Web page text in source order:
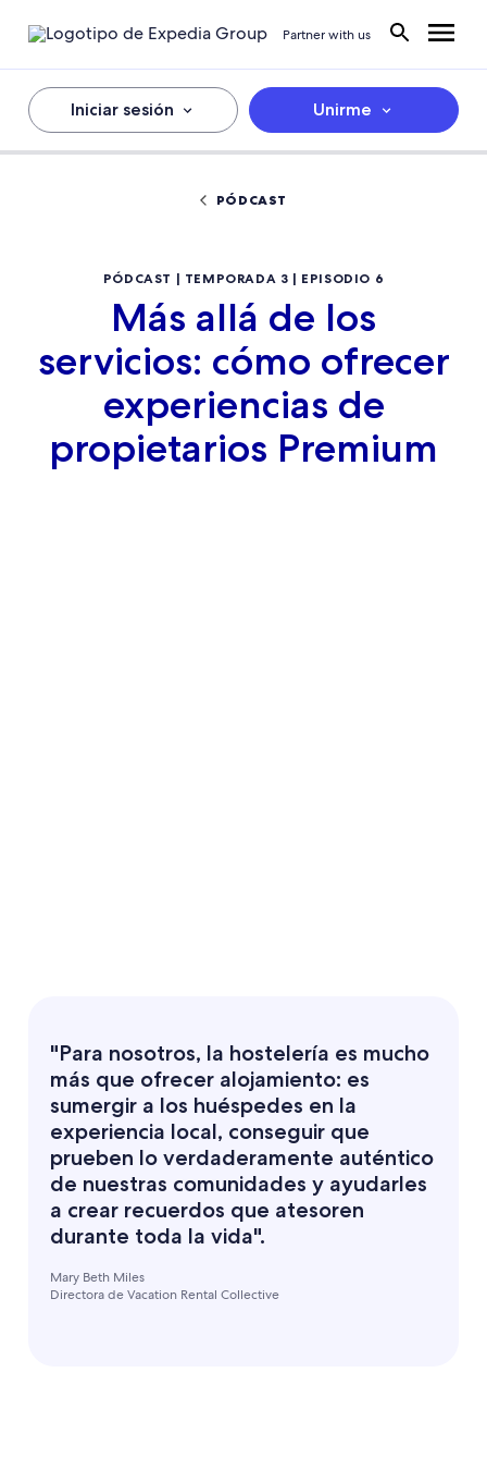
Partner with us
Iniciar sesión Unirme
PÓDCAST
PÓDCAST | TEMPORADA 3 | EPISODIO 6
Más allá de los
servicios: cómo ofrecer
experiencias de
propietarios Premium
"Para nosotros, la hostelería es mucho
más que ofrecer alojamiento: es
sumergir a los huéspedes en la
experiencia local, conseguir que
prueben lo verdaderamente auténtico
de nuestras comunidades y ayudarles
a crear recuerdos que atesoren
durante toda la vida".
Mary Beth Miles
Directora de Vacation Rental Collective